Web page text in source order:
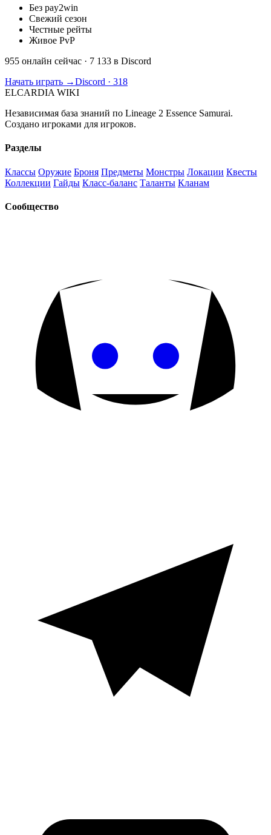
Без pay2win
Свежий сезон
Честные рейты
Живое PvP
955 онлайн сейчас · 7 133 в Discord
Начать играть →Discord · 318
ELCARDIA WIKI
Независимая база знаний по Lineage 2 Essence Samurai.
Создано игроками для игроков.
Разделы
Классы Оружие Броня Предметы Монстры Локации Квесты
Коллекции Гайды Класс-баланс Таланты Кланам
Сообщество